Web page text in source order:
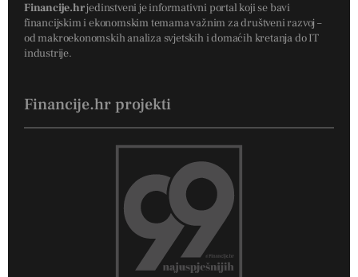
Financije.hrjedinstveni je informativni portal koji se bavi
financijskim i ekonomskim temama važnim za društveni razvoj –
od makroekonomskih analiza svjetskih i domaćih kretanja do IT
industrije.
Financije.hr projekti